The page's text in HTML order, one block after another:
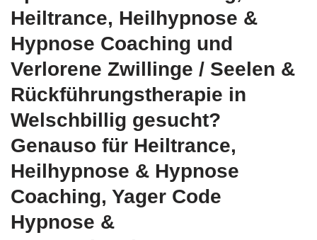
Heiltrance, Heilhypnose &
Hypnose Coaching und
Verlorene Zwillinge / Seelen &
Rückführungstherapie in
Welschbillig gesucht?
Genauso für Heiltrance,
Heilhypnose & Hypnose
Coaching, Yager Code
Hypnose &